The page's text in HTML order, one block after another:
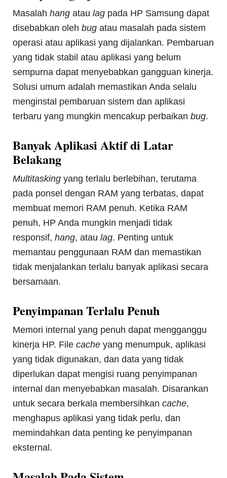
Masalahhangataulag pada HP Samsung dapat
disebabkan olehbugatau masalah pada sistem
operasi atau aplikasi yang dijalankan. Pembaruan
yang tidak stabil atau aplikasi yang belum
sempurna dapat menyebabkan gangguan kinerja.
Solusi umum adalah memastikan Anda selalu
menginstal pembaruan sistem dan aplikasi
terbaru yang mungkin mencakup perbaikanbug.
Banyak Aplikasi Aktif di Latar
Belakang
Multitaskingyang terlalu berlebihan, terutama
pada ponsel dengan RAM yang terbatas, dapat
membuat memori RAM penuh. Ketika RAM
penuh, HP Anda mungkin menjadi tidak
responsif,hang, ataulag. Penting untuk
memantau penggunaan RAM dan memastikan
tidak menjalankan terlalu banyak aplikasi secara
bersamaan.
Penyimpanan Terlalu Penuh
Memori internal yang penuh dapat mengganggu
kinerja HP. Filecacheyang menumpuk, aplikasi
yang tidak digunakan, dan data yang tidak
diperlukan dapat mengisi ruang penyimpanan
internal dan menyebabkan masalah. Disarankan
untuk secara berkala membersihkancache,
menghapus aplikasi yang tidak perlu, dan
memindahkan data penting ke penyimpanan
eksternal.